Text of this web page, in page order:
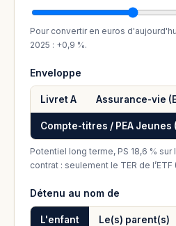
Pour convertir en euros
2025 : +0,9 %.
Enveloppe
Livret A Assurance-vie
Compte-titres / PEA Jeunes
Potentiel long terme, PS 18,6 %
contrat : seulement le TER de l’ETF
Détenu au nom de
L'enfant Le(s) parent(s)